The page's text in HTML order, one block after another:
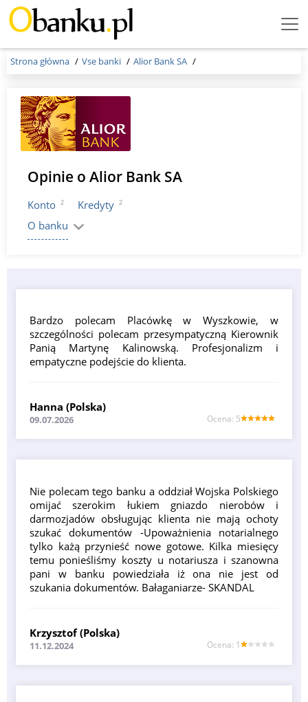
Menu
Strona główna Vse banki Alior Bank SA
Opinie o Alior Bank SA
Konto 2 Kredyty 2
O banku
Bardzo polecam Placówkę w Wyszkowie, w
szczególności polecam przesympatyczną Kierownik
Panią Martynę Kalinowską. Profesjonalizm i
empatyczne podejście do klienta.
Hanna (Polska)
09.07.2026 Оcena: 5
Nie polecam tego banku a oddział Wojska Polskiego
omijać szerokim łukiem gniazdo nierobów i
darmozjadów obsługując klienta nie mają ochoty
szukać dokumentów -Upoważnienia notarialnego
tylko każą przynieść nowe gotowe. Kilka miesięcy
temu ponieśliśmy koszty u notariusza i szanowna
pani w banku powiedziała iż ona nie jest od
szukania dokumentów. Bałaganiarze- SKANDAL
Krzysztof (Polska)
11.12.2024 Оcena: 1